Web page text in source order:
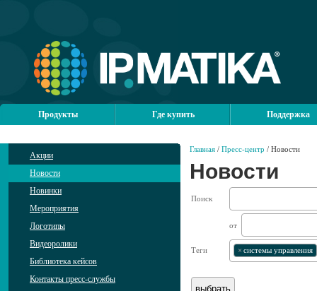
Продукты Где купить Поддержка
Акции
Новости
Новинки
Мероприятия
Логотипы
Видеоролики
Библиотека кейсов
Контакты пресс-службы
Главная / Пресс-центр / Новости
Новости
Поиск
от
Теги × системы управления